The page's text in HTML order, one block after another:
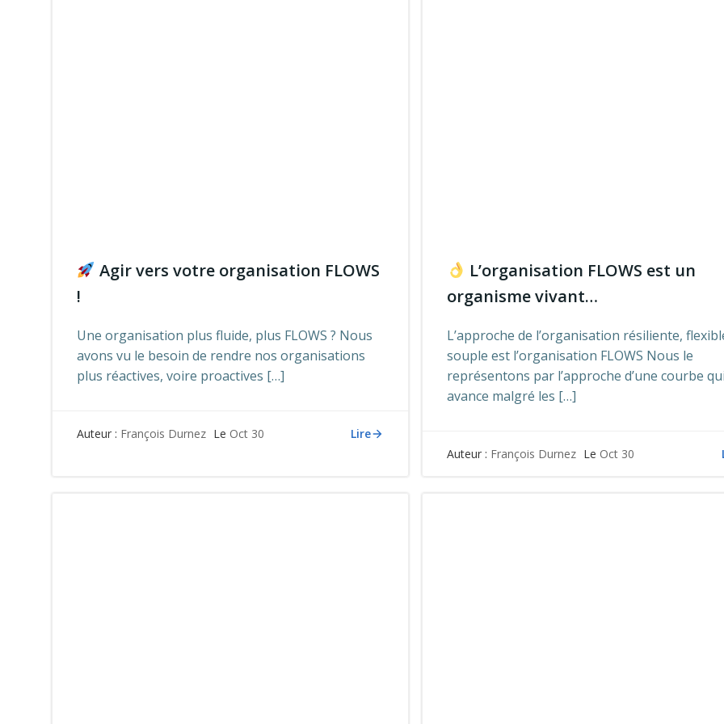
Agir vers votre organisation FLOWS
!
Une organisation plus fluide, plus FLOWS ? Nous
avons vu le besoin de rendre nos organisations
plus réactives, voire proactives […]
Auteur : François Durnez Le Oct 30 Lire
L’organisation FLOWS est un
organisme vivant…
L’approche de l’organisation résiliente,
souple est l’organisation FLOWS Nous le
représentons par l’approche d’une courbe
avance malgré les […]
Auteur : François Durnez Le Oct 30